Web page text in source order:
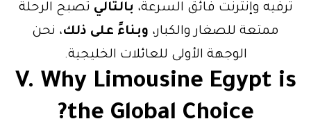
ترفيه وإنترنت فائق السرعة، بالتالي تصبح الرحلة
ممتعة للصغار والكبار، وبناءً على ذلك، نحن
الوجهة الأولى للعائلات الخليجية.
V. Why Limousine Egypt is
the Global Choice?